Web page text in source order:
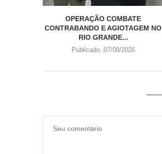
OPERAÇÃO COMBATE
CONTRABANDO E AGIOTAGEM NO
RIO GRANDE...
Publicado: 07/08/2026